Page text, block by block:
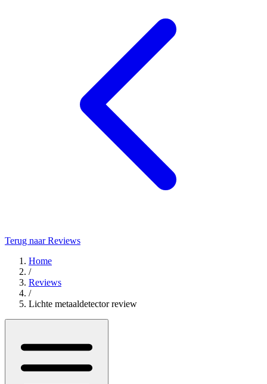
Terug naar Reviews
Home
/
Reviews
/
Lichte metaaldetector review